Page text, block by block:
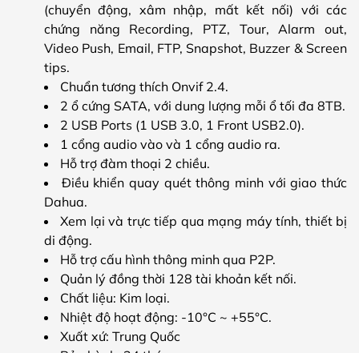
(chuyển động, xâm nhập, mất kết nối) với các
chứng năng Recording, PTZ, Tour, Alarm out,
Video Push, Email, FTP, Snapshot, Buzzer & Screen
tips.
Chuẩn tương thích Onvif 2.4.
2 ổ cứng SATA, với dung lượng mỗi ổ tối đa 8TB.
2 USB Ports (1 USB 3.0, 1 Front USB2.0).
1 cổng audio vào và 1 cổng audio ra.
Hỗ trợ đàm thoại 2 chiều.
Điều khiển quay quét thông minh với giao thức
Dahua.
Xem lại và trực tiếp qua mạng máy tính, thiết bị
di động.
Hỗ trợ cấu hình thông minh qua P2P.
Quản lý đồng thời 128 tài khoản kết nối.
Chất liệu: Kim loại.
Nhiệt độ hoạt động: -10°C ~ +55°C.
Xuất xứ: Trung Quốc